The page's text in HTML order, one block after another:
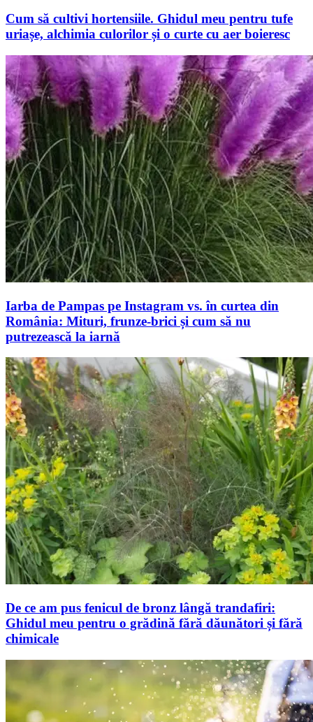
Cum să cultivi hortensiile. Ghidul meu pentru tufe
uriașe, alchimia culorilor și o curte cu aer boieresc
Iarba de Pampas pe Instagram vs. în curtea din
România: Mituri, frunze-brici și cum să nu
putrezească la iarnă
De ce am pus fenicul de bronz lângă trandafiri:
Ghidul meu pentru o grădină fără dăunători și fără
chimicale